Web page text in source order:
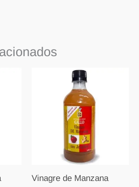
Vinagre de Manzana